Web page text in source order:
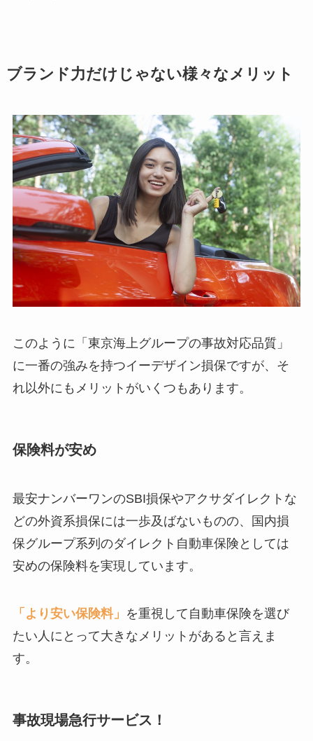
ブランド力だけじゃない様々なメリット
このように「東京海上グループの事故対応品質」
に一番の強みを持つイーデザイン損保ですが、そ
れ以外にもメリットがいくつもあります。
保険料が安め
最安ナンバーワンのSBI損保やアクサダイレクトな
どの外資系損保には一歩及ばないものの、国内損
保グループ系列のダイレクト自動車保険としては
安めの保険料を実現しています。
「より安い保険料」 を重視して自動車保険を選び
たい人にとって大きなメリットがあると言えま
す。
事故現場急行サービス！